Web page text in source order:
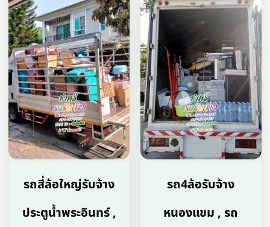
รถสี่ล้อใหญ่รับจ้าง
ประตูน้ำพระอินทร์ ,
รถ4ล้อรับจ้าง
หนองแขม , รถ